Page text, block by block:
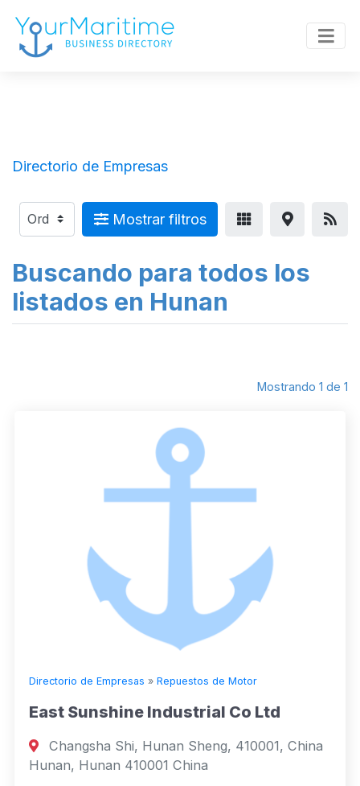
Directorio de Empresas
Mostrar filtros
Buscando para todos los
listados en Hunan
Mostrando 1 de 1
Directorio de Empresas » Repuestos de Motor
East Sunshine Industrial Co Ltd
Changsha Shi, Hunan Sheng, 410001, China
Hunan, Hunan 410001 China